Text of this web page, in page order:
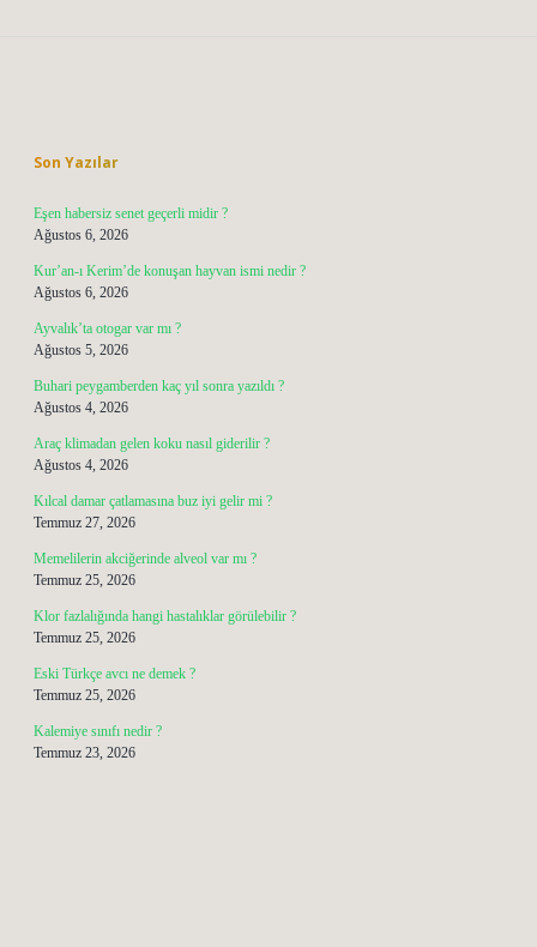
Son Yazılar
Eşen habersiz senet geçerli midir ?
Ağustos 6, 2026
Kur’an-ı Kerim’de konuşan hayvan ismi nedir ?
Ağustos 6, 2026
Ayvalık’ta otogar var mı ?
Ağustos 5, 2026
Buhari peygamberden kaç yıl sonra yazıldı ?
Ağustos 4, 2026
Araç klimadan gelen koku nasıl giderilir ?
Ağustos 4, 2026
Kılcal damar çatlamasına buz iyi gelir mi ?
Temmuz 27, 2026
Memelilerin akciğerinde alveol var mı ?
Temmuz 25, 2026
Klor fazlalığında hangi hastalıklar görülebilir ?
Temmuz 25, 2026
Eski Türkçe avcı ne demek ?
Temmuz 25, 2026
Kalemiye sınıfı nedir ?
Temmuz 23, 2026